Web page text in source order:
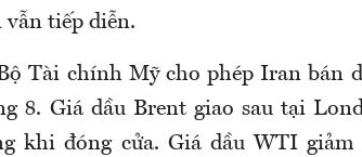
vẫn tiếp diễn.
Tài chính Mỹ cho phép Iran bán
8. Giá dầu Brent giao sau tại
khi đóng cửa. Giá dầu WTI giảm